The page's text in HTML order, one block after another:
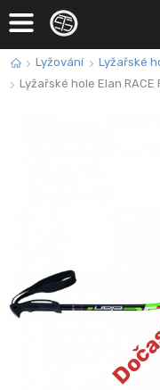
Lyžování
Lyžařské
Lyžařské hole Elan RACE